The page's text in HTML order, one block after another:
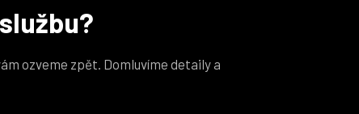
ozveme zpět. Domluvíme detaily a